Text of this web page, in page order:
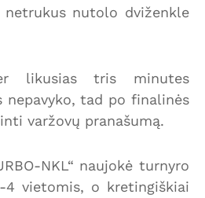
nutolo dviženkle
likusias tris minutes
nepavyko, tad po finalinės
varžovų pranašumą.
NKL“ naujokė turnyro
vietomis, o kretingiškiai